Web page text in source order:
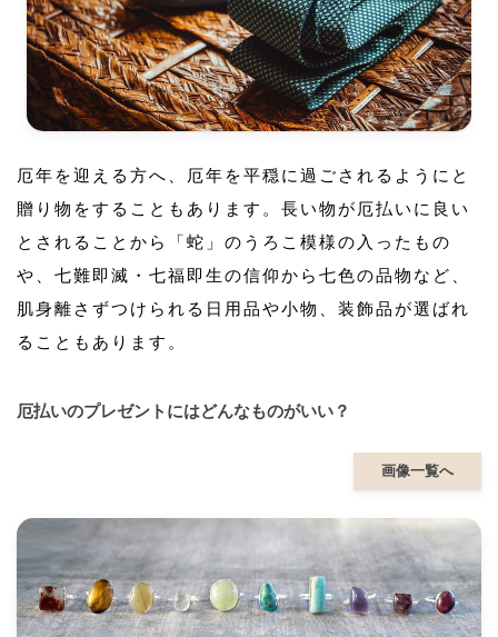
厄年を迎える方へ、厄年を平穏に過ごされるようにと
贈り物をすることもあります。長い物が厄払いに良い
とされることから「蛇」のうろこ模様の入ったもの
や、七難即滅・七福即生の信仰から七色の品物など、
肌身離さずつけられる日用品や小物、装飾品が選ばれ
ることもあります。
厄払いのプレゼントにはどんなものがいい？
画像一覧へ